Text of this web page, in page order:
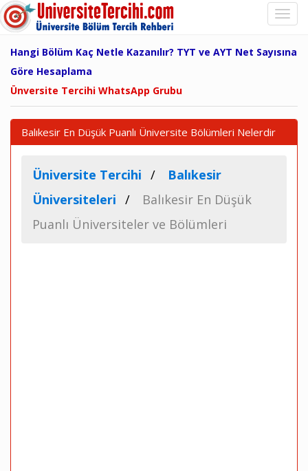
Hangi Bölüm Kaç Netle Kazanılır? TYT ve AYT Net Sayısına
Göre Hesaplama
Ünversite Tercihi WhatsApp Grubu
Balıkesir En Düşük Puanlı Üniversite Bölümleri Nelerdir
Üniversite Tercihi
Balıkesir
Üniversiteleri
Balıkesir En Düşük
Puanlı Üniversiteler ve Bölümleri